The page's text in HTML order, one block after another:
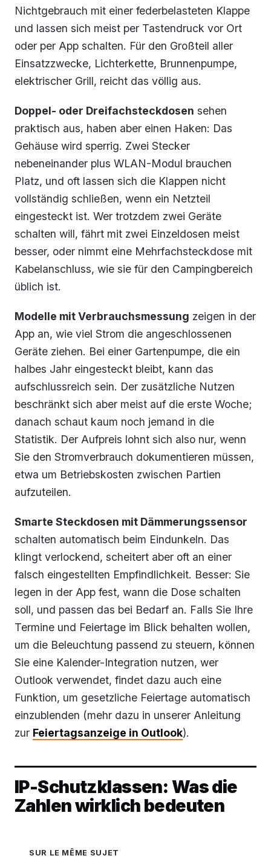
Nichtgebrauch mit einer federbelasteten Klappe
und lassen sich meist per Tastendruck vor Ort
oder per App schalten. Für den Großteil aller
Einsatzzwecke, Lichterkette, Brunnenpumpe,
elektrischer Grill, reicht das völlig aus.
Doppel- oder Dreifachsteckdosen sehen
praktisch aus, haben aber einen Haken: Das
Gehäuse wird sperrig. Zwei Stecker
nebeneinander plus WLAN-Modul brauchen
Platz, und oft lassen sich die Klappen nicht
vollständig schließen, wenn ein Netzteil
eingesteckt ist. Wer trotzdem zwei Geräte
schalten will, fährt mit zwei Einzeldosen meist
besser, oder nimmt eine Mehrfachsteckdose mit
Kabelanschluss, wie sie für den Campingbereich
üblich ist.
Modelle mit Verbrauchsmessung zeigen in der
App an, wie viel Strom die angeschlossenen
Geräte ziehen. Bei einer Gartenpumpe, die ein
halbes Jahr eingesteckt bleibt, kann das
aufschlussreich sein. Der zusätzliche Nutzen
beschränkt sich aber meist auf die erste Woche;
danach schaut kaum noch jemand in die
Statistik. Der Aufpreis lohnt sich also nur, wenn
Sie den Stromverbrauch dokumentieren müssen,
etwa um Betriebskosten zwischen Partien
aufzuteilen.
Smarte Steckdosen mit Dämmerungssensor
schalten automatisch beim Eindunkeln. Das
klingt verlockend, scheitert aber oft an einer
falsch eingestellten Empfindlichkeit. Besser: Sie
legen in der App fest, wann die Dose schalten
soll, und passen das bei Bedarf an. Falls Sie Ihre
Termine und Feiertage im Blick behalten wollen,
um die Beleuchtung passend zu steuern, können
Sie eine Kalender-Integration nutzen, wer
Outlook verwendet, findet dazu auch eine
Funktion, um gesetzliche Feiertage automatisch
einzublenden (mehr dazu in unserer Anleitung
zur Feiertagsanzeige in Outlook).
IP-Schutzklassen: Was die
Zahlen wirklich bedeuten
SUR LE MÊME SUJET